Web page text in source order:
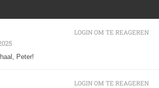
Peter!
LOGIN OM TE REAGEREN
LOGIN OM TE REAGEREN